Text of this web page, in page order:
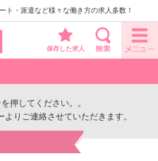
ト・派遣など様々な働き方の求人多数！
保存した求人
押してください。。
りご連絡させていただきます。